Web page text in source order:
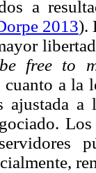
a
2013).
free to
cuanto a
ajustada